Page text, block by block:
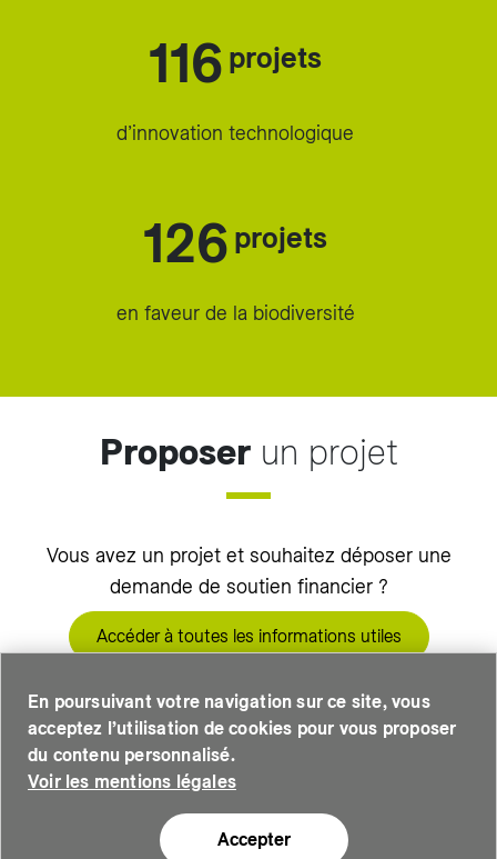
Accepter
En poursuivant votre navigation sur ce site, vous
acceptez l’utilisation de cookies pour vous proposer
du contenu personnalisé.
Voir les mentions légales
116projets
d’innovation technologique
126projets
en faveur de la biodiversité
Proposerun projet
Vous avez un projet et souhaitez déposer une
demande de soutien financier ?
Accéder à toutes les informations utiles